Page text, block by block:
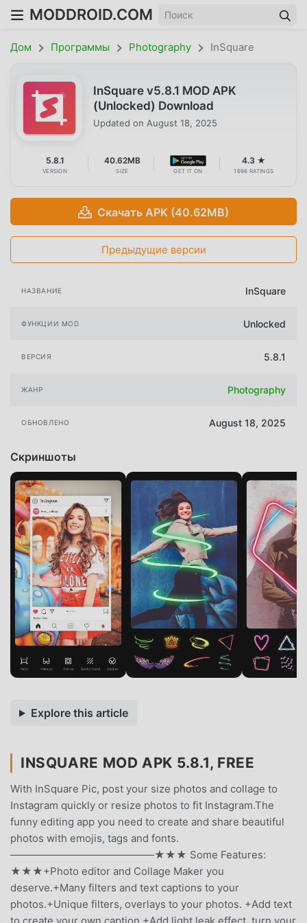
MODDROID.COM
Дом Программы Photography InSquare
InSquare v5.8.1 MOD APK
(Unlocked) Download
Updated on August 18, 2025
5.8.1
VERSION
40.62MB
SIZE GET IT ON
4.3 ★
1698 RATINGS
Скачать APK (40.62MB)
Предыдущие версии
НАЗВАНИЕ InSquare
ФУНКЦИИ MOD Unlocked
ВЕРСИЯ 5.8.1
ЖАНР Photography
ОБНОВЛЕНО August 18, 2025
Скриншоты
Explore this article
INSQUARE MOD APK 5.8.1, FREE
With InSquare Pic, post your size photos and collage to
Instagram quickly or resize photos to fit Instagram.The
funny editing app you need to create and share beautiful
photos with emojis, tags and fonts.
——————————————★★★ Some Features:
★★★+Photo editor and Collage Maker you
deserve.+Many filters and text captions to your
photos.+Unique filters, overlays to your photos. +Add text